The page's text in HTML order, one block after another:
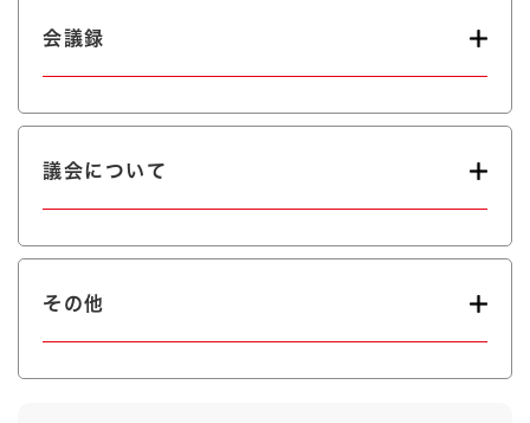
会議録
議会について
その他